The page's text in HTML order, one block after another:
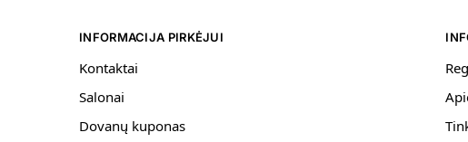
INFORMACIJA PIRKĖJUI
Kontaktai
Salonai
Dovanų kuponas